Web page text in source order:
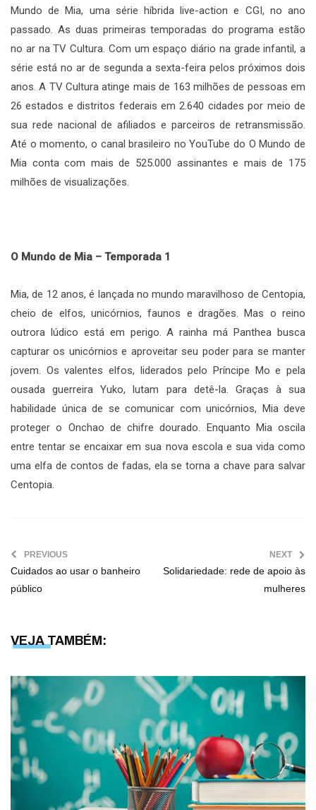
Mundo de Mia, uma série híbrida live-action e CGI, no ano
passado. As duas primeiras temporadas do programa estão
no ar na TV Cultura. Com um espaço diário na grade infantil, a
série está no ar de segunda a sexta-feira pelos próximos dois
anos. A TV Cultura atinge mais de 163 milhões de pessoas em
26 estados e distritos federais em 2.640 cidades por meio de
sua rede nacional de afiliados e parceiros de retransmissão.
Até o momento, o canal brasileiro no YouTube do O Mundo de
Mia conta com mais de 525.000 assinantes e mais de 175
milhões de visualizações.
O Mundo de Mia – Temporada 1
Mia, de 12 anos, é lançada no mundo maravilhoso de Centopia,
cheio de elfos, unicórnios, faunos e dragões. Mas o reino
outrora lúdico está em perigo. A rainha má Panthea busca
capturar os unicórnios e aproveitar seu poder para se manter
jovem. Os valentes elfos, liderados pelo Príncipe Mo e pela
ousada guerreira Yuko, lutam para detê-la. Graças à sua
habilidade única de se comunicar com unicórnios, Mia deve
proteger o Onchao de chifre dourado. Enquanto Mia oscila
entre tentar se encaixar em sua nova escola e sua vida como
uma elfa de contos de fadas, ela se torna a chave para salvar
Centopia.
PREVIOUS
Cuidados ao usar o banheiro
público
NEXT
Solidariedade: rede de apoio às
mulheres
VEJA TAMBÉM: